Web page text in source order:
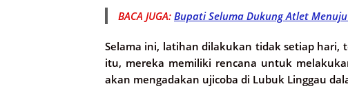
BACA JUGA: Bupati Seluma Dukung Atlet
Selama ini, latihan dilakukan tidak setiap hari,
itu, mereka memiliki rencana untuk
akan mengadakan ujicoba di Lubuk Linggau